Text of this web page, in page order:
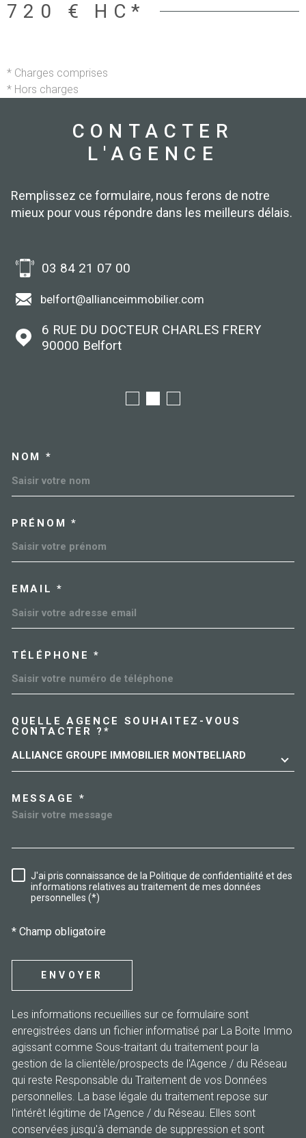
720 € HC*
* Charges comprises
* Hors charges
CONTACTER
L'AGENCE
Remplissez ce formulaire, nous ferons de notre
mieux pour vous répondre dans les meilleurs délais.
03 84 21 07 00
belfort@allianceimmobilier.com
6 RUE DU DOCTEUR CHARLES FRERY
90000 Belfort
NOM *
PRÉNOM *
EMAIL *
TÉLÉPHONE *
QUELLE AGENCE SOUHAITEZ-VOUS
CONTACTER ?*
ALLIANCE GROUPE IMMOBILIER MONTBELIARD
MESSAGE *
RÈGLEMENTATION
J'ai pris connaissance de la Politique de confidentialité et des
informations relatives au traitement de mes données
personnelles (*)
* Champ obligatoire
ENVOYER
Les informations recueillies sur ce formulaire sont
enregistrées dans un fichier informatisé par La Boite Immo
agissant comme Sous-traitant du traitement pour la
gestion de la clientèle/prospects de l'Agence / du Réseau
qui reste Responsable du Traitement de vos Données
personnelles. La base légale du traitement repose sur
l'intérêt légitime de l'Agence / du Réseau. Elles sont
conservées jusqu'à demande de suppression et sont